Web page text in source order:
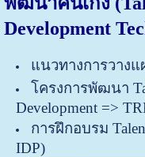
Development
แนวทางการวาง
โครงการพัฒนา
Development =>
การฝึกอบรม
IDP)